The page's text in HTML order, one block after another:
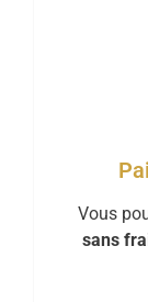
Vous
sans